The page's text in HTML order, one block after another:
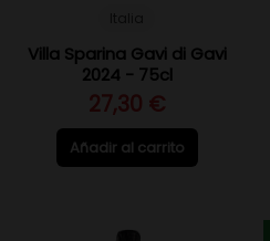
Villa Sparina Gavi di Gavi
2024 - 75cl
27,30 €
Añadir al carrito